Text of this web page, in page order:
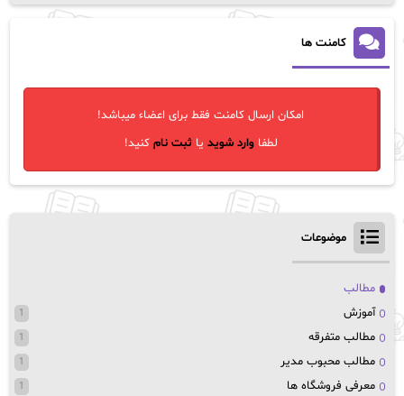
کامنت ها
امکان ارسال کامنت فقط برای اعضاء میباشد!
لطفاوارد شوید یاثبت نام کنید!
موضوعات
مطالب
آموزش
1
مطالب متفرقه 1
مطالب محبوب مدیر 1
معرفی فروشگاه ها 1